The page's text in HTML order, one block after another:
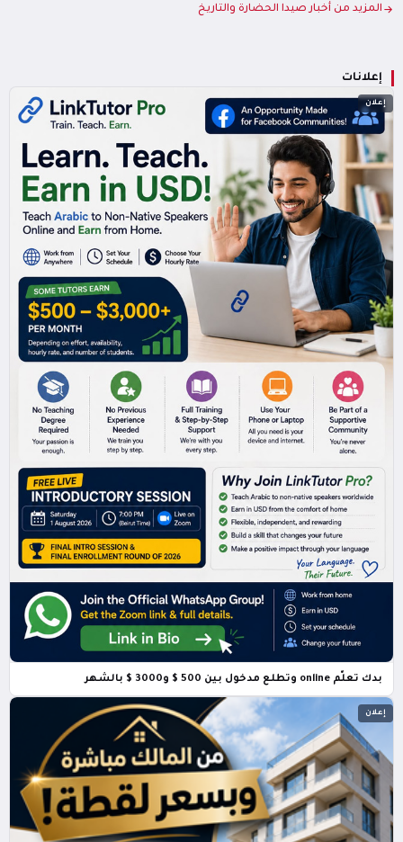
إعلانات
إعلان
بدك تعلّم online وتطلع مدخول بين 500 $ و3000 $ بالشهر
إعلان
المزيد من أخبار صيدا الحضارة والتاريخ